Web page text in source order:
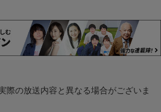
際の放送内容と異なる場合がございま